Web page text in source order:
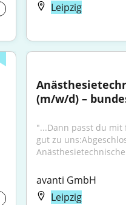
Leipzig
(m/w/d) –
"...Dann passt du
gut zu
avanti GmbH
Leipzig